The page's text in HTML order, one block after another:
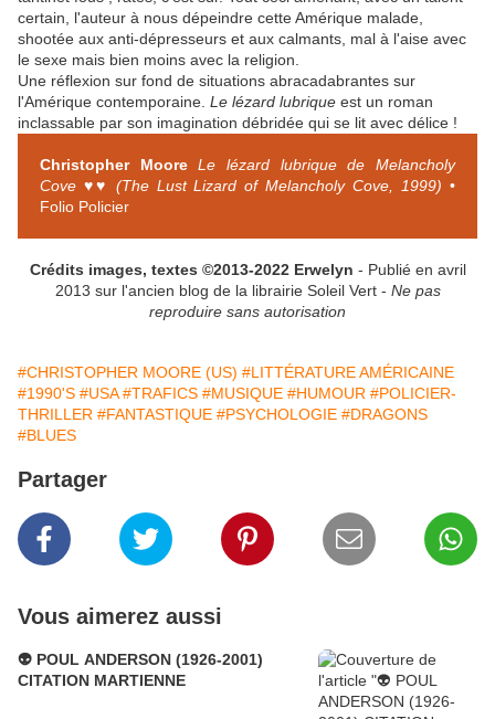
certain, l'auteur à nous dépeindre cette Amérique malade,
shootée aux anti-dépresseurs et aux calmants, mal à l'aise avec
le sexe mais bien moins avec la religion.
Une réflexion sur fond de situations abracadabrantes sur
l'Amérique contemporaine. Le lézard lubrique est un roman
inclassable par son imagination débridée qui se lit avec délice !
Christopher Moore
Le lézard lubrique de Melancholy
Cove ♥♥ (The Lust Lizard of Melancholy Cove, 1999) •
Folio Policier
Crédits images, textes ©2013-2022 Erwelyn - Publié en avril
2013 sur l'ancien blog de la librairie Soleil Vert - Ne pas
reproduire sans autorisation
#CHRISTOPHER MOORE (US) #LITTÉRATURE AMÉRICAINE
#1990'S #USA #TRAFICS #MUSIQUE #HUMOUR #POLICIER-
THRILLER #FANTASTIQUE #PSYCHOLOGIE #DRAGONS
#BLUES
Partager
Vous aimerez aussi
👽 POUL ANDERSON (1926-2001)
CITATION MARTIENNE